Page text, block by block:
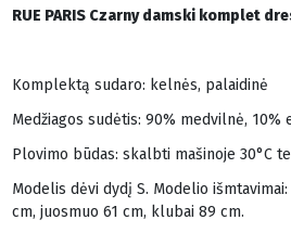
RUE PARIS Czarny damski komplet
Komplektą sudaro: kelnės, palaidinė
Medžiagos sudėtis: 90% medvilnė, 10%
Plovimo būdas: skalbti mašinoje 30°C
Modelis dėvi dydį S. Modelio
cm, juosmuo 61 cm, klubai 89 cm.